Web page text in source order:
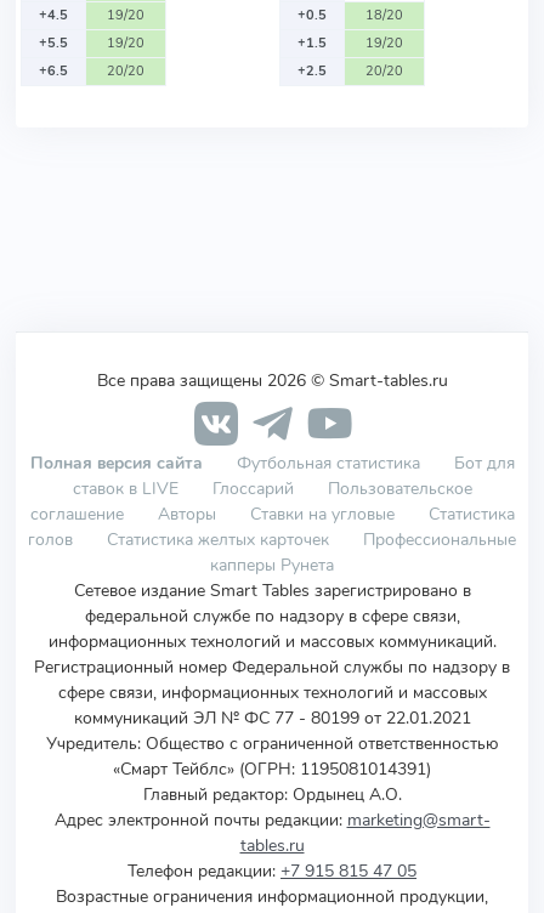
+4.5
19/20
+5.5
19/20
+6.5
20/20
+0.5
18/20
+1.5
19/20
+2.5
20/20
Все права защищены 2026 © Smart-tables.ru
Полная версия сайта Футбольная статистика
Бот для
ставок в LIVE
Глоссарий
Пользовательское
соглашение
Авторы Ставки на угловые
Статистика
голов
Статистика желтых карточек
Профессиональные
капперы Рунета
Сетевое издание Smart Tables зарегистрировано в
федеральной службе по надзору в сфере связи,
информационных технологий и массовых коммуникаций.
Регистрационный номер Федеральной службы по надзору в
сфере связи, информационных технологий и массовых
коммуникаций ЭЛ № ФС 77 - 80199 от 22.01.2021
Учредитель: Общество с ограниченной ответственностью
«Смарт Тейблс» (ОГРН: 1195081014391)
Главный редактор: Ордынец А.О.
Адрес электронной почты редакции: marketing@smart-
tables.ru
Телефон редакции: +7 915 815 47 05
Возрастные ограничения информационной продукции,